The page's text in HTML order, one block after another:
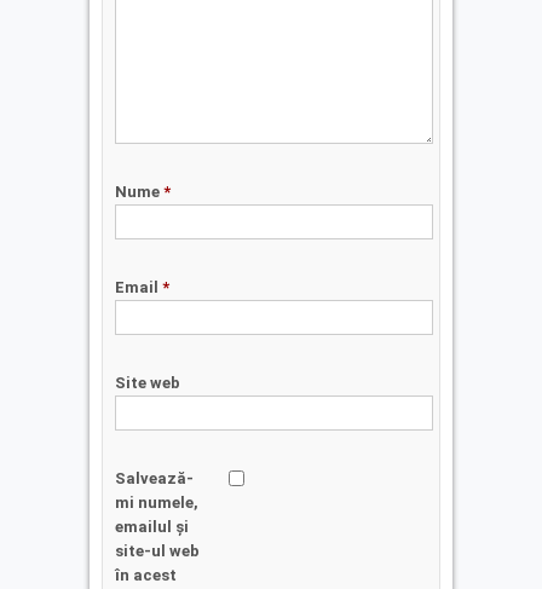
Nume *
Email *
Site web
Salvează-
mi numele,
emailul și
site-ul web
în acest